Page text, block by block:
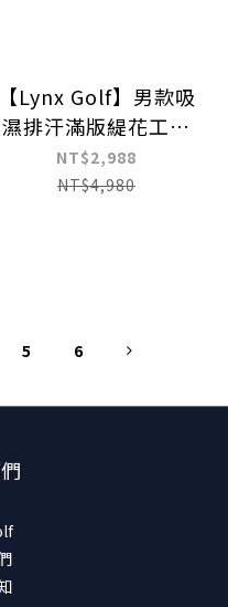
【Lynx Golf】男款吸
濕排汗滿版緹花工藝
LOGO造型長袖圓領T
NT$2,988
NT$4,980
5 6